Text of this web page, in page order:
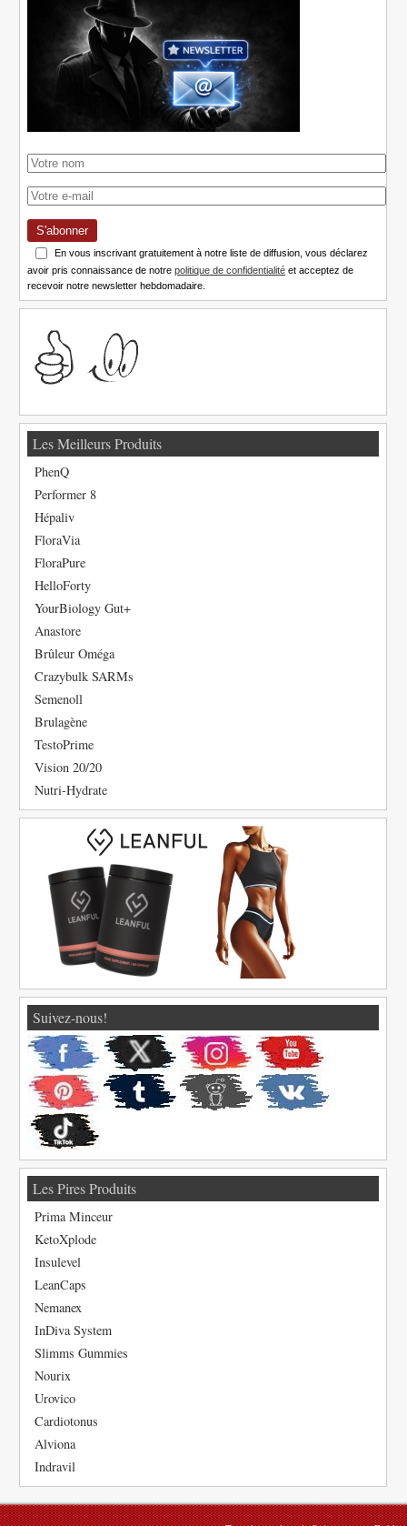
S'abonner
En vous inscrivant gratuitement à notre liste de diffusion, vous déclarez
avoir pris connaissance de notrepolitique de confidentialité et acceptez de
recevoir notre newsletter hebdomadaire.
Les Meilleurs Produits
PhenQ
Performer 8
Hépaliv
FloraVia
FloraPure
HelloForty
YourBiology Gut+
Anastore
Brûleur Oméga
Crazybulk SARMs
Semenoll
Brulagène
TestoPrime
Vision 20/20
Nutri-Hydrate
Suivez-nous!
Les Pires Produits
Prima Minceur
KetoXplode
Insulevel
LeanCaps
Nemanex
InDiva System
Slimms Gummies
Nourix
Urovico
Cardiotonus
Alviona
Indravil